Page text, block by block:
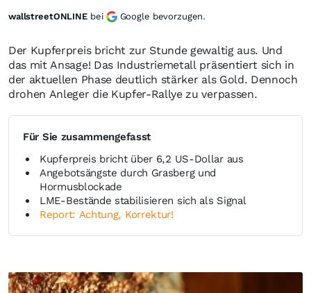
Der Kupferpreis bricht zur Stunde gewaltig aus. Und
das mit Ansage! Das Industriemetall präsentiert sich in
der aktuellen Phase deutlich stärker als Gold. Dennoch
drohen Anleger die Kupfer-Rallye zu verpassen.
Für Sie zusammengefasst
Kupferpreis bricht über 6,2 US-Dollar aus
Angebotsängste durch Grasberg und
Hormusblockade
LME-Bestände stabilisieren sich als Signal
Report: Achtung, Korrektur!
wallstreetONLINE bei Google bevorzugen.